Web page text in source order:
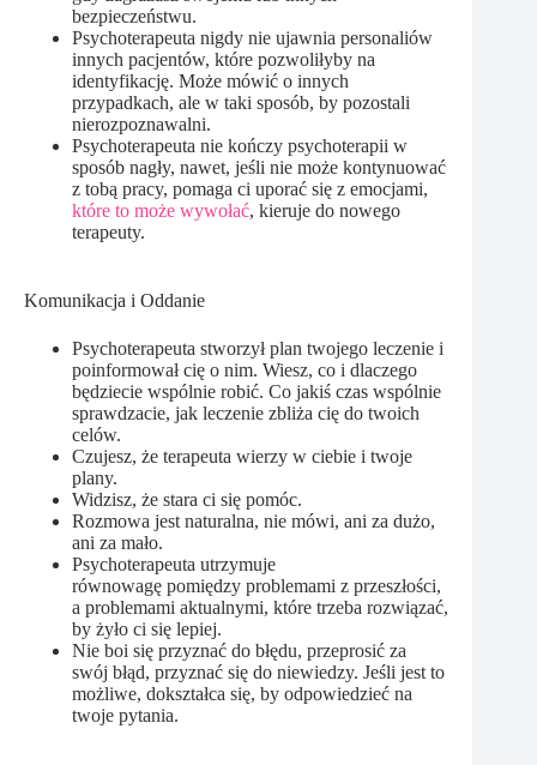
bezpieczeństwu.
Psychoterapeuta nigdy nie ujawnia personaliów
innych pacjentów, które pozwoliłyby na
identyfikację. Może mówić o innych
przypadkach, ale w taki sposób, by pozostali
nierozpoznawalni.
Psychoterapeuta nie kończy psychoterapii w
sposób nagły, nawet, jeśli nie może kontynuować
z tobą pracy, pomaga ci uporać się z emocjami,
które to może wywołać, kieruje do nowego
terapeuty.
Komunikacja i Oddanie
Psychoterapeuta stworzył plan twojego leczenie i
poinformował cię o nim. Wiesz, co i dlaczego
będziecie wspólnie robić. Co jakiś czas wspólnie
sprawdzacie, jak leczenie zbliża cię do twoich
celów.
Czujesz, że terapeuta wierzy w ciebie i twoje
plany.
Widzisz, że stara ci się pomóc.
Rozmowa jest naturalna, nie mówi, ani za dużo,
ani za mało.
Psychoterapeuta utrzymuje
równowagę pomiędzy problemami z przeszłości,
a problemami aktualnymi, które trzeba rozwiązać,
by żyło ci się lepiej.
Nie boi się przyznać do błędu, przeprosić za
swój błąd, przyznać się do niewiedzy. Jeśli jest to
możliwe, dokształca się, by odpowiedzieć na
twoje pytania.